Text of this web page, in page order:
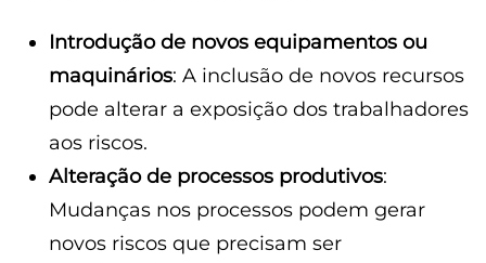
Introdução de novos equipamentos ou
maquinários: A inclusão de novos recursos
pode alterar a exposição dos trabalhadores
aos riscos.
Alteração de processos produtivos:
Mudanças nos processos podem gerar
novos riscos que precisam ser